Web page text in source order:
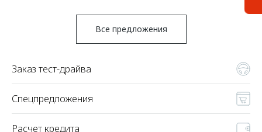
Все предложения
Заказ тест-драйва
Спецпредложения
Расчет кредита